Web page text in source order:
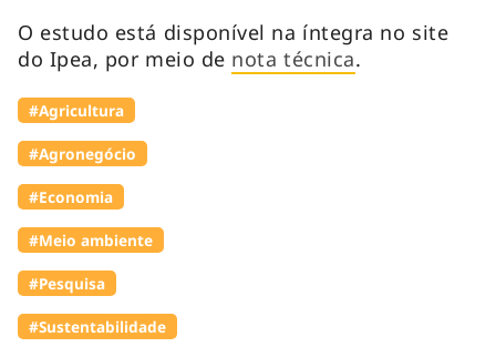
O estudo está disponível na íntegra no site
do Ipea, por meio de nota técnica.
#Agricultura
#Agronegócio
#Economia
#Meio ambiente
#Pesquisa
#Sustentabilidade